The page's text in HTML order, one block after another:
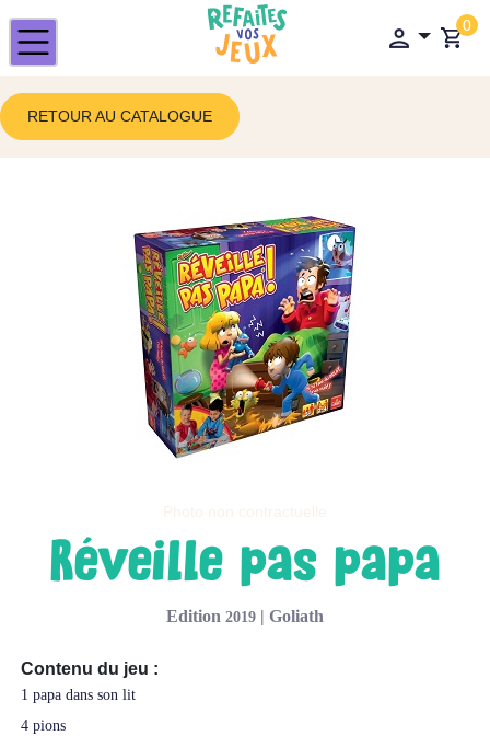
0
RETOUR AU CATALOGUE
réveille pas papa
edition 2019 | goliath
Contenu du jeu :
1 papa dans son lit
4 pions